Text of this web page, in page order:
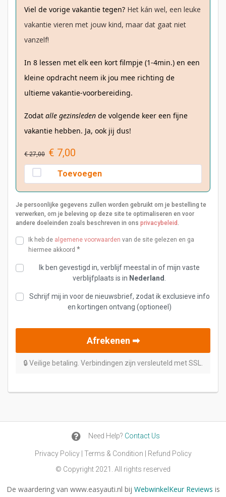
Viel de vorige vakantie tegen? Het kán wel, een leuke
vakantie vieren met jouw kind, maar dat gaat niet
vanzelf!
In 8 lessen met elk een kort filmpje (1-4min.) en een
kleine opdracht neem ik jou mee richting de
ultieme vakantie-voorbereiding.
Zodat alle gezinsleden de volgende keer een fijne
vakantie hebben. Ja, ook jij dus!
€27,00 Oorspronkelijke
prijs
was:
€ 7,00
prijs
is:
Toevoegen
Je persoonlijke gegevens zullen worden gebruikt om je bestelling te
verwerken, om je beleving op deze site te optimaliseren en voor
andere doeleinden zoals beschreven in ons privacybeleid.
Ik heb de algemene voorwaarden van de site gelezen en ga
hiermee akkoord *
Ik ben gevestigd in, verblijf meestal in of mijn vaste
verblijfplaats is in Nederland
Schrijf mij in voor de nieuwsbrief, zodat ik exclusieve info
en kortingen ontvang (optioneel)
Afrekenen ➡︎
🔒 Veilige betaling. Verbindingen zijn versleuteld met SSL.
 Need Help? Contact Us
Privacy Policy| Terms & Condition
Refund Policy
© Copyright 2021. All rights reserved
De waardering van www.easyauti.nl bij WebwinkelKeur Reviews is